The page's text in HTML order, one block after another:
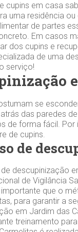
cupins em casa
uma residência
de partes
Em casos
dos cupins e
de uma
serviço!
se
das paredes
de forma fácil.
de cupins.
de
descupinização
de Vigilância
importante que o
para garantir a
em Jardim das
treinamento